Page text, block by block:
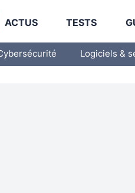
ACTUS TESTS
Logiciels &